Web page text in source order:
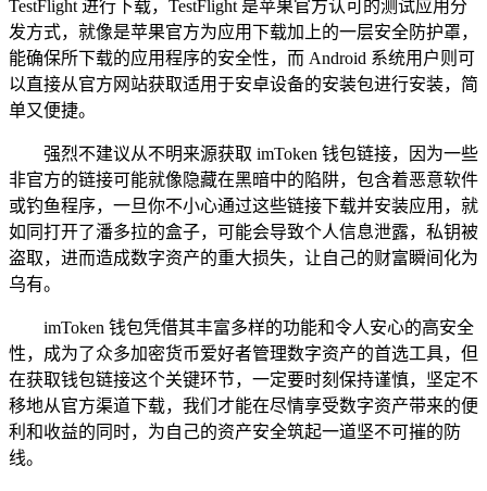
TestFlight 进行下载，TestFlight 是苹果官方认可的测试应用分
发方式，就像是苹果官方为应用下载加上的一层安全防护罩，
能确保所下载的应用程序的安全性，而 Android 系统用户则可
以直接从官方网站获取适用于安卓设备的安装包进行安装，简
单又便捷。
强烈不建议从不明来源获取 imToken 钱包链接，因为一些
非官方的链接可能就像隐藏在黑暗中的陷阱，包含着恶意软件
或钓鱼程序，一旦你不小心通过这些链接下载并安装应用，就
如同打开了潘多拉的盒子，可能会导致个人信息泄露，私钥被
盗取，进而造成数字资产的重大损失，让自己的财富瞬间化为
乌有。
imToken 钱包凭借其丰富多样的功能和令人安心的高安全
性，成为了众多加密货币爱好者管理数字资产的首选工具，但
在获取钱包链接这个关键环节，一定要时刻保持谨慎，坚定不
移地从官方渠道下载，我们才能在尽情享受数字资产带来的便
利和收益的同时，为自己的资产安全筑起一道坚不可摧的防
线。